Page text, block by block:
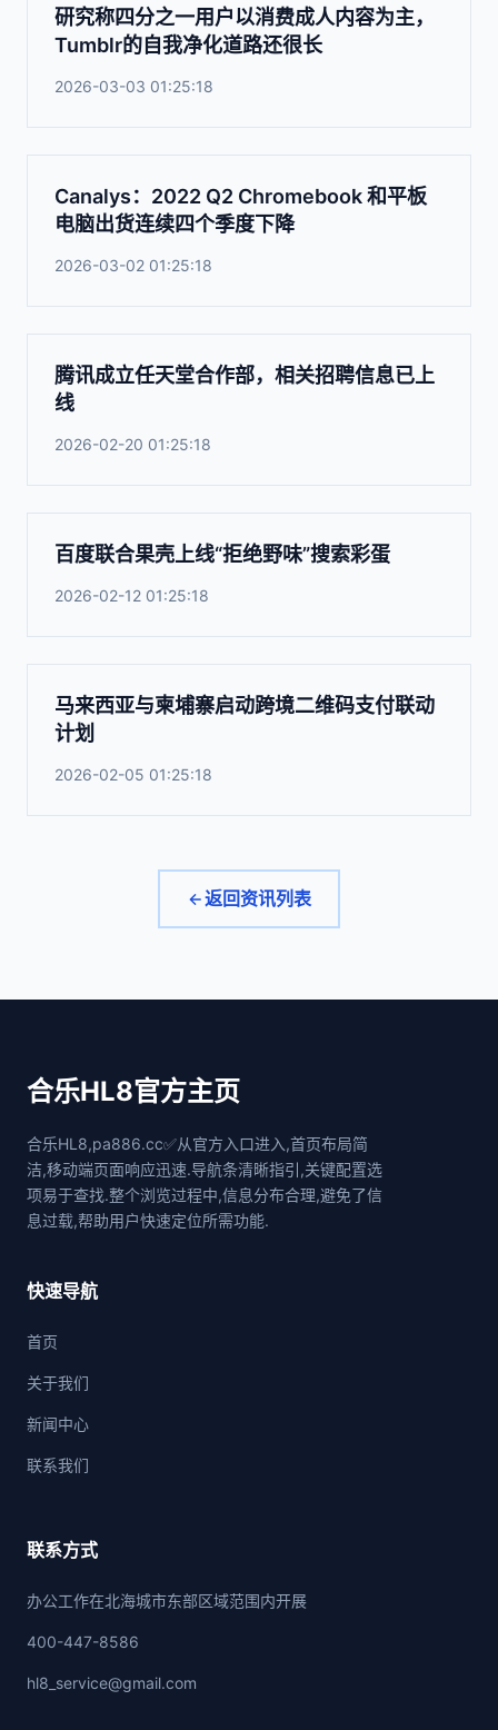
研究称四分之一用户以消费成人内容为主，
Tumblr的自我净化道路还很长
2026-03-03 01:25:18
Canalys：2022 Q2 Chromebook 和平板
电脑出货连续四个季度下降
2026-03-02 01:25:18
腾讯成立任天堂合作部，相关招聘信息已上
线
2026-02-20 01:25:18
百度联合果壳上线“拒绝野味”搜索彩蛋
2026-02-12 01:25:18
马来西亚与柬埔寨启动跨境二维码支付联动
计划
2026-02-05 01:25:18
返回资讯列表
合乐HL8官方主页
合乐HL8,pa886.cc✅从官方入口进入,首页布局简
洁,移动端页面响应迅速.导航条清晰指引,关键配置选
项易于查找.整个浏览过程中,信息分布合理,避免了信
息过载,帮助用户快速定位所需功能.
快速导航
首页
关于我们
新闻中心
联系我们
联系方式
办公工作在北海城市东部区域范围内开展
400-447-8586
hl8_service@gmail.com